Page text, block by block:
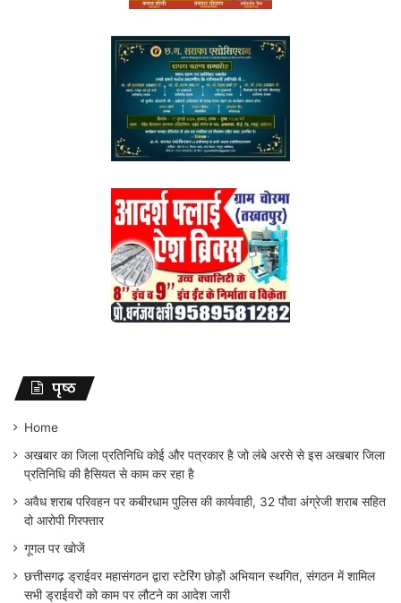
पृष्ठ
Home
अखबार का जिला प्रतिनिधि कोई और पत्रकार है जो लंबे अरसे से इस अखबार जिला
प्रतिनिधि की हैसियत से काम कर रहा है
अवैध शराब परिवहन पर कबीरधाम पुलिस की कार्यवाही, 32 पौवा अंग्रेजी शराब सहित
दो आरोपी गिरफ्तार
गूगल पर खोजें
छत्तीसगढ़ ड्राईवर महासंगठन द्वारा स्टेरिंग छोड़ों अभियान स्थगित, संगठन में शामिल
सभी ड्राईवरों को काम पर लौटने का आदेश जारी